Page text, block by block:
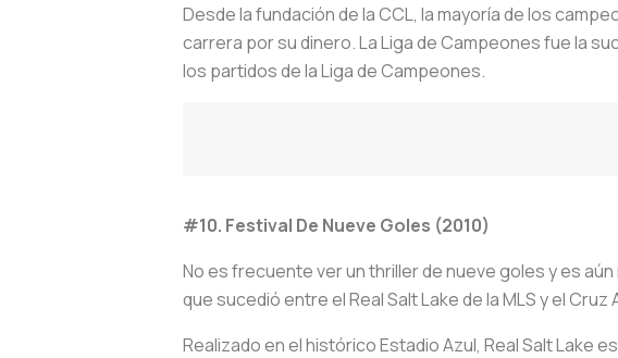
Desde la fundación de la CCL, la mayoría de los
carrera por su dinero. La Liga de Campeones fue la
los partidos de la Liga de Campeones.
#10. Festival De Nueve Goles (2010)
No es frecuente ver un thriller de nueve goles y es
que sucedió entre el Real Salt Lake de la MLS y el Cruz
Realizado en el histórico Estadio Azul, Real Salt Lake